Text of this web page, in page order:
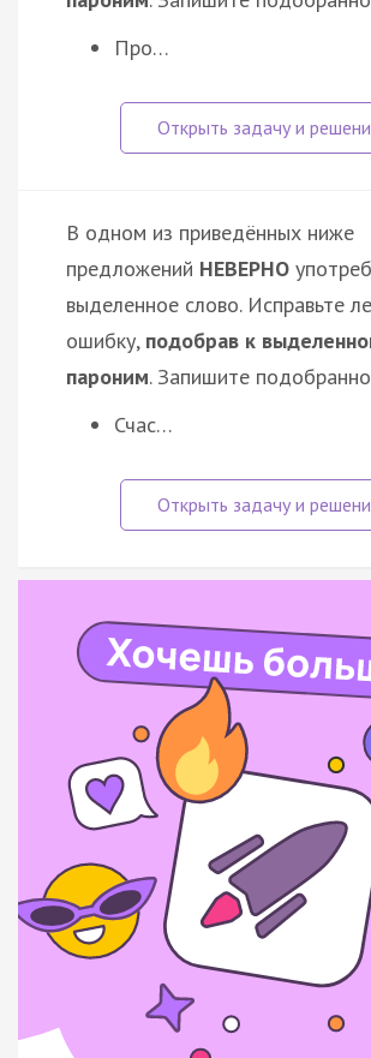
Про…
В одном из приведённых ниже
предложений НЕВЕРНО
выделенное слово. Исправьте
ошибку, подобрав к
пароним. Запишите
Счас…